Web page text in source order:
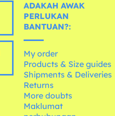
ADAKAH AWAK
PERLUKAN
BANTUAN?:
My order
Products & Size guides
Shipments & Deliveries
Returns
More doubts
Maklumat